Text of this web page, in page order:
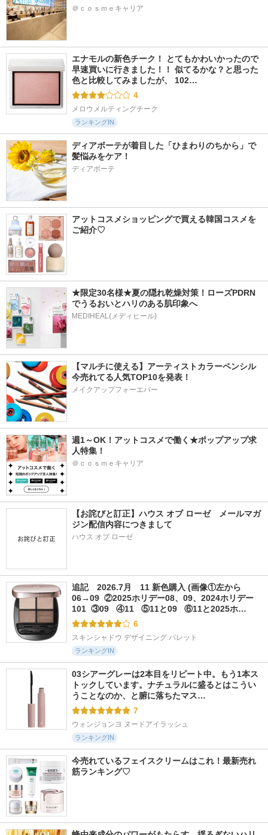
＠ｃｏｓｍｅキャリア
エナモルの新色チーク！ とてもかわいかったので
早速買いに行きました！！ 似てるかな？と思った
色と比較してみましたが、 102…
4
メロウメルティングチーク
ランキングIN
ディアボーテが着目した「ひまわりのちから」で
髪悩みをケア！
ディアボーテ
アットコスメショッピングで買える韓国コスメを
ご紹介♡
★限定30名様★夏の隠れ乾燥対策！ローズPDRN
でうるおいとハリのある肌印象へ
MEDIHEAL(メディヒール)
【マルチに使える】アーティストカラーペンシル
今売れてる人気TOP10を発表！
メイクアップフォーエバー
週1～OK！アットコスメで働く★ポップアップ求
人特集！
＠ｃｏｓｍｅキャリア
【お詫びと訂正】ハウス オブ ローゼ　メールマガ
ジン配信内容につきまして
ハウス オブ ローゼ
追記　2026.7月　11 新色購入 (画像①左から
06→09  ②2025ホリデー08、09、2024ホリデー
101  ③09   ④11   ⑤11と09   ⑥11と2025ホ…
6
スキンシャドウ デザイニング パレット
ランキングIN
03シアーグレーは2本目をリピート中。もう1本ス
トックしています。ナチュラルに盛るとはこうい
うことなのか、と腑に落ちたマス…
7
ウォンジョンヨ ヌードアイラッシュ
ランキングIN
今売れているフェイスクリームはこれ！最新売れ
筋ランキング♡